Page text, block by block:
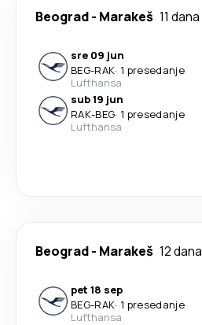
Beograd- Marakeš 11 dana
sre 09 jun
BEG-RAK· 1 presedanje
Lufthansa
sub 19 jun
RAK-BEG· 1 presedanje
Lufthansa
Beograd- Marakeš 12 dana
pet 18 sep
BEG-RAK· 1 presedanje
Lufthansa